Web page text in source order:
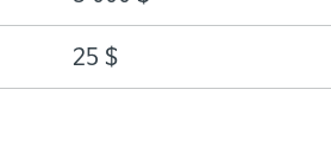
25 $